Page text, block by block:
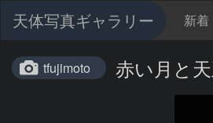
天体写真ギャラリー 新着
tfujimoto 赤い月と